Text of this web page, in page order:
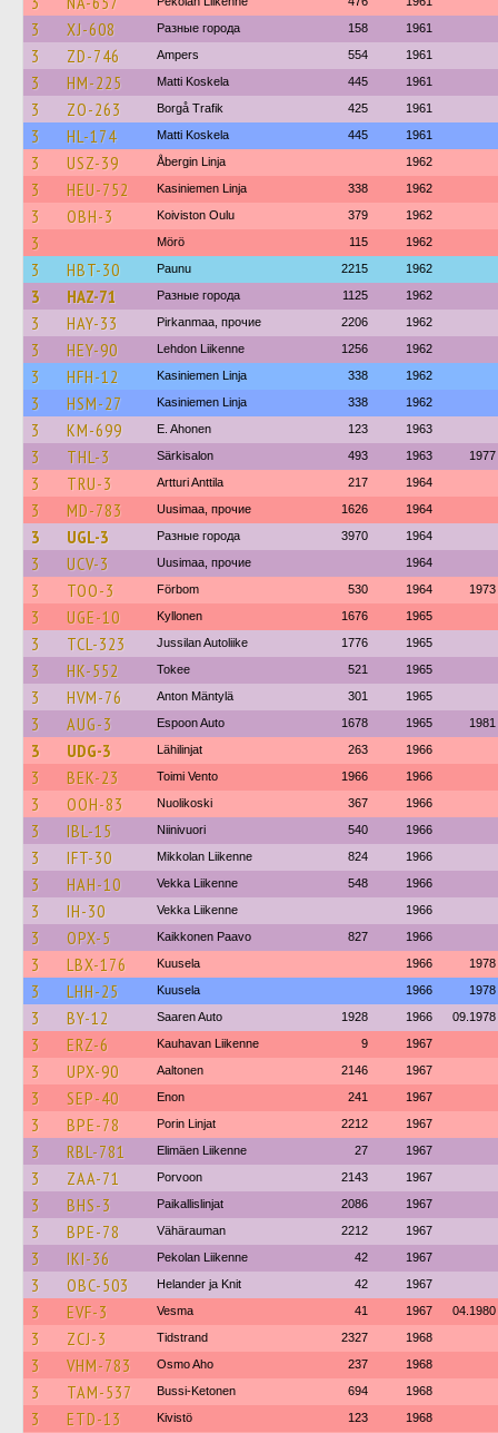
3 XJ-608 Разные города 158 1961
3 ZD-746 Ampers 554 1961
3 HM-225 Matti Koskela 445 1961
3 ZO-263 Borgå Trafik 425 1961
3 HL-174 Matti Koskela 445 1961
3 USZ-39 Åbergin Linja 1962
3 HEU-752 Kasiniemen Linja 338 1962
3 OBH-3 Koiviston Oulu 379 1962
3 Mörö 115 1962
3 HBT-30 Paunu 2215 1962
3 HAZ-71 Разные города 1125 1962
3 HAY-33 Pirkanmaa, прочие 2206 1962
3 HEY-90 Lehdon Liikenne 1256 1962
3 HFH-12 Kasiniemen Linja 338 1962
3 HSM-27 Kasiniemen Linja 338 1962
3 KM-699 E. Ahonen 123 1963
3 THL-3 Särkisalon 493 1963 1977
3 TRU-3 Artturi Anttila 217 1964
3 MD-783 Uusimaa, прочие 1626 1964
3 UGL-3 Разные города 3970 1964
3 UCV-3 Uusimaa, прочие 1964
3 TOO-3 Förbom 530 1964 1973
3 UGE-10 Kyllonen 1676 1965
3 TCL-323 Jussilan Autoliike 1776 1965
3 HK-552 Tokee 521 1965
3 HVM-76 Anton Mäntylä 301 1965
3 AUG-3 Espoon Auto 1678 1965 1981
3 UDG-3 Lähilinjat 263 1966
3 BEK-23 Toimi Vento 1966 1966
3 OOH-83 Nuolikoski 367 1966
3 IBL-15 Niinivuori 540 1966
3 IFT-30 Mikkolan Liikenne 824 1966
3 HAH-10 Vekka Liikenne 548 1966
3 IH-30 Vekka Liikenne 1966
3 OPX-5 Kaikkonen Paavo 827 1966
3 LBX-176 Kuusela 1966 1978
3 LHH-25 Kuusela 1966 1978
3 BY-12 Saaren Auto 1928 1966 09.1978
3 ERZ-6 Kauhavan Liikenne 9 1967
3 UPX-90 Aaltonen 2146 1967
3 SEP-40 Enon 241 1967
3 BPE-78 Porin Linjat 2212 1967
3 RBL-781 Elimäen Liikenne 27 1967
3 ZAA-71 Porvoon 2143 1967
3 BHS-3 Paikallislinjat 2086 1967
3 BPE-78 Vähärauman 2212 1967
3 IKI-36 Pekolan Liikenne 42 1967
3 OBC-503 Helander ja Knit 42 1967
3 EVF-3 Vesma 41 1967 04.1980
3 ZCJ-3 Tidstrand 2327 1968
3 VHM-783 Osmo Aho 237 1968
3 TAM-537 Bussi-Ketonen 694 1968
3 ETD-13 Kivistö 123 1968